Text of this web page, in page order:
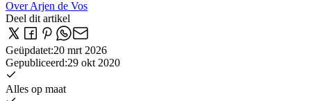
Over Arjen de Vos
Deel dit artikel
Geüpdatet:20 mrt 2026
Gepubliceerd:29 okt 2020
Alles op maat